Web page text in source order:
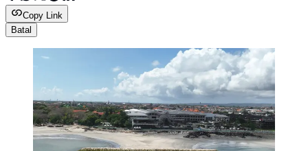
Copy Link
Batal